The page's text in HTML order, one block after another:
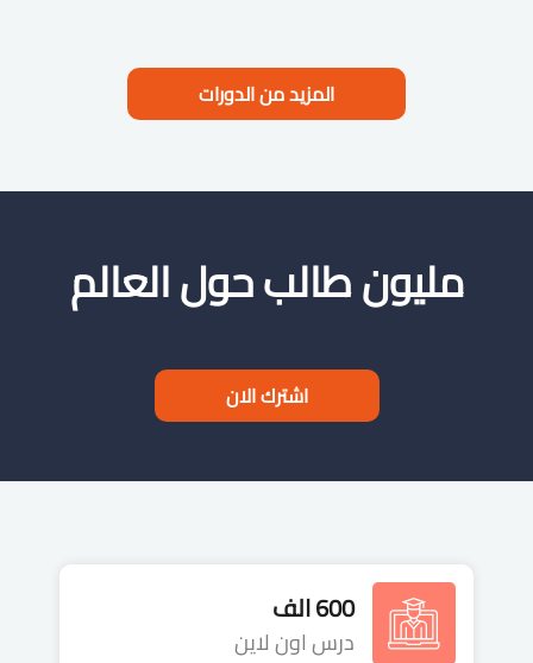
المزيد من الدورات
مليون طالب حول العالم
اشترك الان
600 الف
درس اون لاين